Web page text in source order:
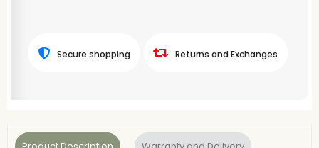
Secure shopping Returns and Exchanges